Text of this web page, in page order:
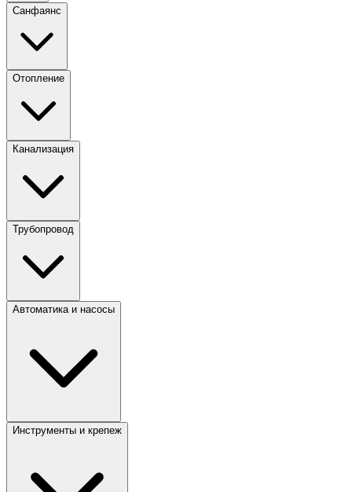
Санфаянс
Отопление
Канализация
Трубопровод
Автоматика и насосы
Инструменты и крепеж